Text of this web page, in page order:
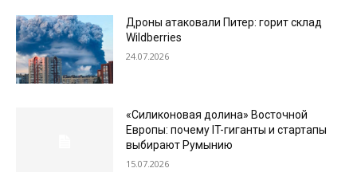
Дроны атаковали Питер: горит склад
Wildberries
24.07.2026
«Силиконовая долина» Восточной
Европы: почему IT-гиганты и стартапы
выбирают Румынию
15.07.2026